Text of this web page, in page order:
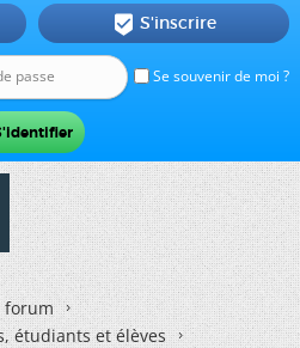
Se souvenir de moi ?
 S'inscrire
forum
étudiants et élèves